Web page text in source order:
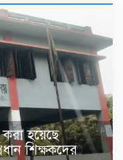
হয়েছে
শিক্ষকদের